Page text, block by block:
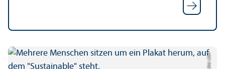
Bild: 123rf